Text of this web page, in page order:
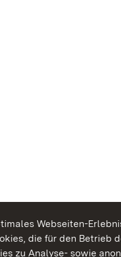
Webseiten-
die für den Betrieb
zu Analyse- sowie